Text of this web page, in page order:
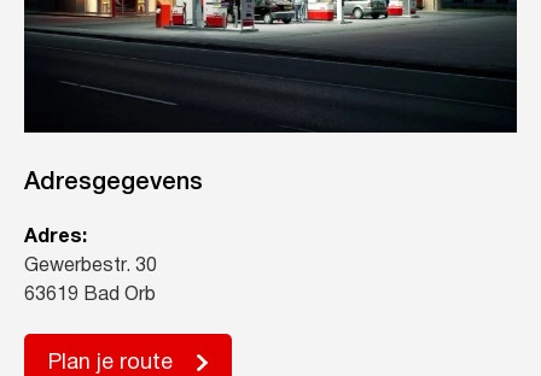
Adresgegevens
Adres:
Gewerbestr. 30
63619 Bad Orb
Plan je route